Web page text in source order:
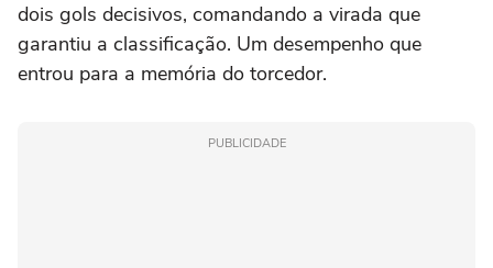
dois gols decisivos, comandando a virada que
garantiu a classificação. Um desempenho que
entrou para a memória do torcedor.
PUBLICIDADE